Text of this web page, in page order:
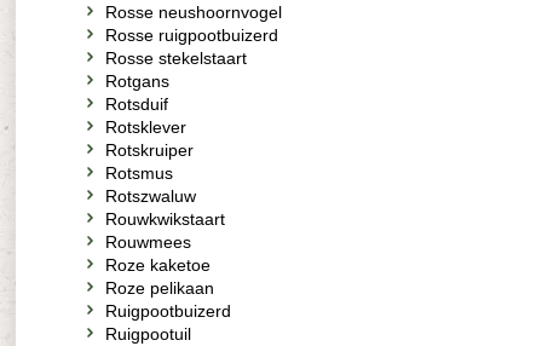
Rosse neushoornvogel
Rosse ruigpootbuizerd
Rosse stekelstaart
Rotgans
Rotsduif
Rotsklever
Rotskruiper
Rotsmus
Rotszwaluw
Rouwkwikstaart
Rouwmees
Roze kaketoe
Roze pelikaan
Ruigpootbuizerd
Ruigpootuil